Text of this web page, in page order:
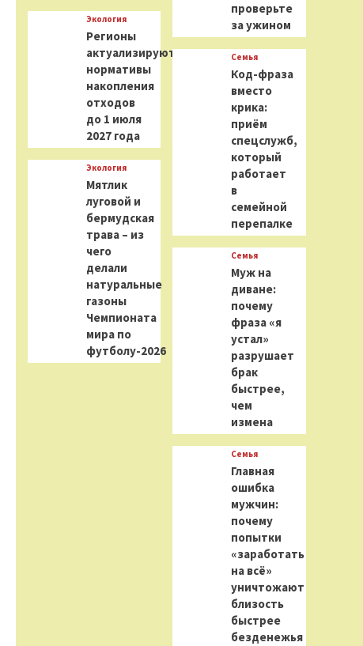
Экология
Регионы
актуализируют
нормативы
накопления
отходов
до 1 июля
2027 года
Экология
Мятлик
луговой и
бермудская
трава – из
чего
делали
натуральные
газоны
Чемпионата
мира по
футболу-2026
проверьте
за ужином
Семья
Код-фраза
вместо
крика:
приём
спецслужб,
который
работает
в
семейной
перепалке
Семья
Муж на
диване:
почему
фраза «я
устал»
разрушает
брак
быстрее,
чем
измена
Семья
Главная
ошибка
мужчин:
почему
попытки
«заработать
на всё»
уничтожают
близость
быстрее
безденежья